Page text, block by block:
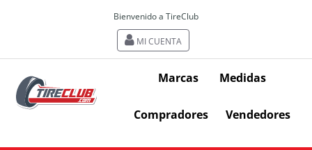
Bienvenido a TireClub
MI CUENTA
Marcas Medidas
Compradores Vendedores